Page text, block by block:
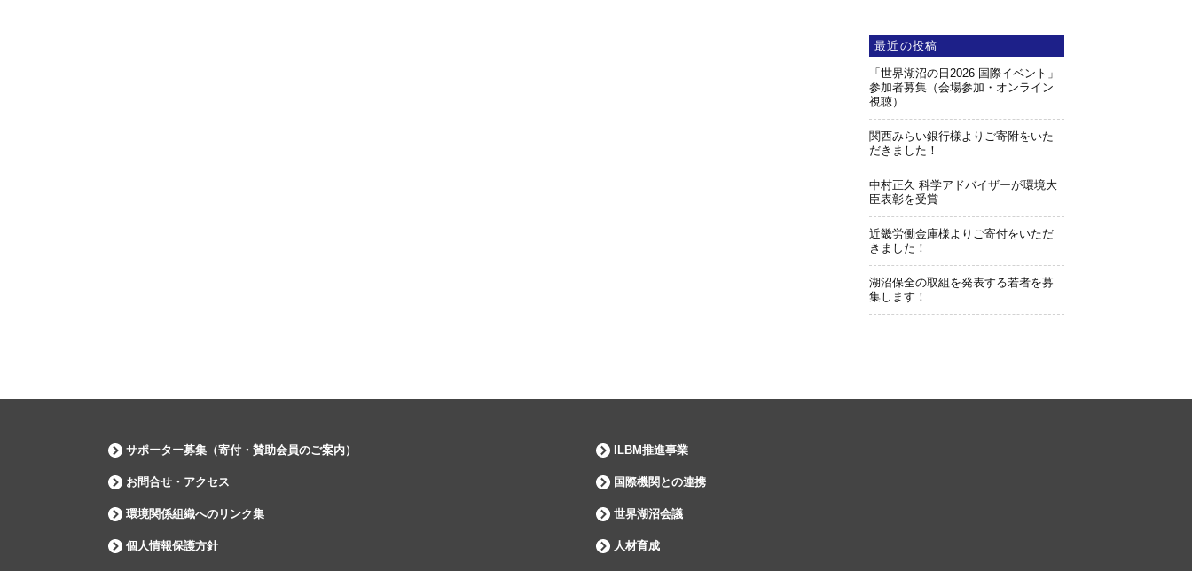
最近の投稿
「世界湖沼の日2026 国際イベント」
参加者募集（会場参加・オンライン
視聴）
関西みらい銀行様よりご寄附をいた
だきました！
中村正久 科学アドバイザーが環境大
臣表彰を受賞
近畿労働金庫様よりご寄付をいただ
きました！
湖沼保全の取組を発表する若者を募
集します！
ILBM推進事業
国際機関との連携
世界湖沼会議
人材育成
サポーター募集（寄付・賛助会員のご案内）
お問合せ・アクセス
環境関係組織へのリンク集
個人情報保護方針